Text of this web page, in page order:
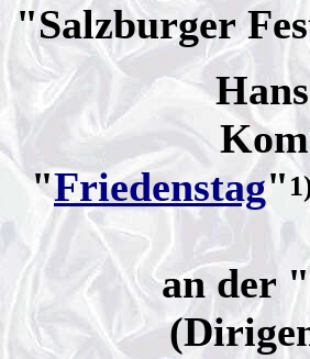
"Salzburger
"Friedenstag"
an der "